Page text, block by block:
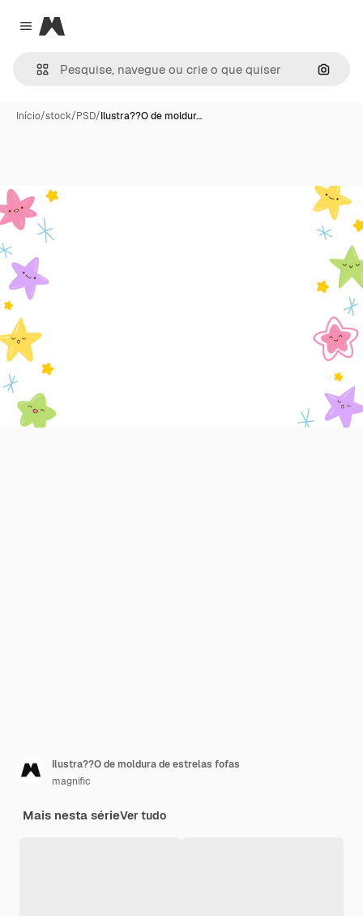
Close menu
Magnific
Início/stock/PSD/Ilustra??O de moldur…
Ilustra??O de moldura de estrelas fofas
magnific
Mais nesta sérieVer tudo